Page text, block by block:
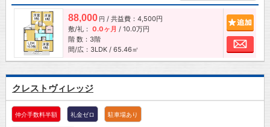
88,000 円 / 共益費：4,500円
敷/礼： 0.0ヶ月 / 10.0万円
階 数：3階
間/広：3LDK / 65.46㎡
お
クレストヴィレッジ
仲介手数料半額 礼金ゼロ 駐車場あり